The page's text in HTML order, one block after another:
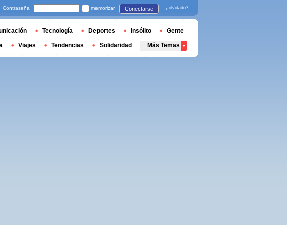
Contraseña memorizar Conectarse ¿olvidado?
Tecnología Deportes Insólito Gente
Viajes Tendencias Solidaridad Más Temas